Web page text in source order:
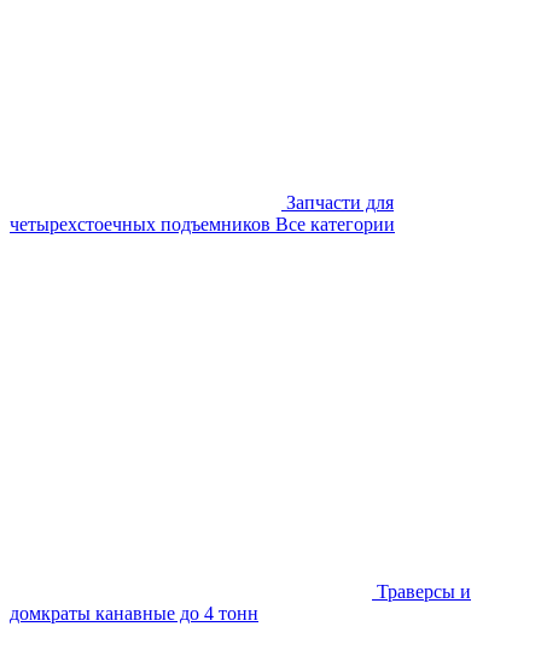
Запчасти для
четырехстоечных подъемников Все категории
Траверсы и
домкраты канавные до 4 тонн